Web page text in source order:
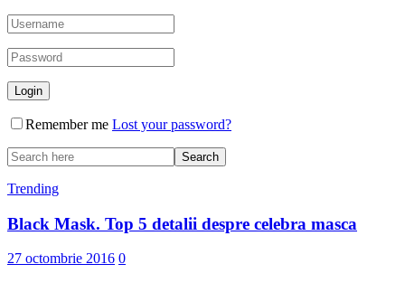
Remember me Lost your password?
Trending
Black Mask. Top 5 detalii despre celebra masca
27 octombrie 2016 0